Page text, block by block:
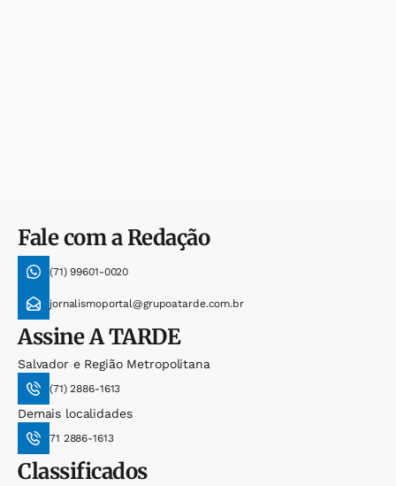
Fale com a Redação
(71) 99601-0020
jornalismoportal@grupoatarde.com.br
AssineA TARDE
Salvador e Região Metropolitana
(71) 2886-1613
Demais localidades
71 2886-1613
Classificados